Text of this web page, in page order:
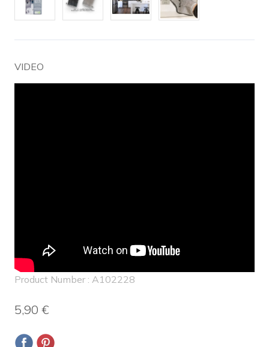
VIDEO
Product Number : A102228
5,90 €